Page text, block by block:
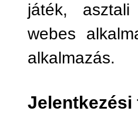
játék, asztali
webes
alkalmazás.
Jelentkezési